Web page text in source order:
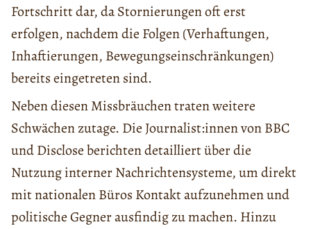
Fortschritt dar, da Stornierungen oft erst
erfolgen, nachdem die Folgen (Verhaftungen,
Inhaftierungen, Bewegungseinschränkungen)
bereits eingetreten sind.
Neben diesen Missbräuchen traten weitere
Schwächen zutage. Die Journalist:innen von BBC
und Disclose berichten detailliert über die
Nutzung interner Nachrichtensysteme, um direkt
mit nationalen Büros Kontakt aufzunehmen und
politische Gegner ausfindig zu machen. Hinzu